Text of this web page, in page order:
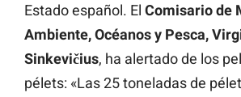
Estado español. El Comisario de
Ambiente, Océanos y Pesca,
Sinkevičius, ha alertado de los
pélets: «Las 25 toneladas de